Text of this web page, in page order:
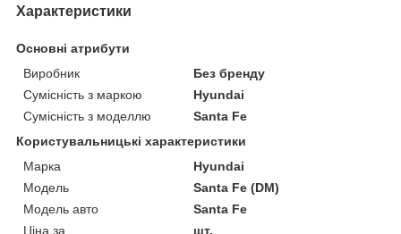
Характеристики
Основні атрибути
Виробник
Без бренду
Сумісність з маркою
Hyundai
Сумісність з моделлю
Santa Fe
Користувальницькі характеристики
Марка
Hyundai
Мoдель
Santa Fe (DM)
Модель авто
Santa Fe
Ціна за
шт.